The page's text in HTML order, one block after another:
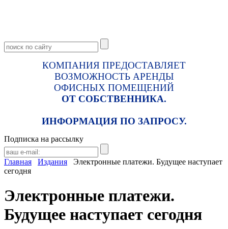
КОМПАНИЯ ПРЕДОСТАВЛЯЕТ
ВОЗМОЖНОСТЬ АРЕНДЫ
ОФИСНЫХ ПОМЕЩЕНИЙ
ОТ СОБСТВЕННИКА.
ИНФОРМАЦИЯ ПО ЗАПРОСУ.
Подписка на рассылку
Главная Издания
Электронные платежи. Будущее наступает
сегодня
Электронные платежи.
Будущее наступает сегодня